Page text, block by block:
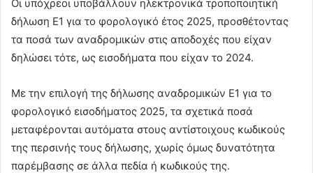
Οι υπόχρεοι υποβάλλουν ηλεκτρονικά τροποποιητική
δήλωση Ε1 για το φορολογικό έτος 2025, προσθέτοντας
τα ποσά των αναδρομικών στις αποδοχές που είχαν
δηλώσει τότε, ως εισοδήματα που είχαν το 2024.
Με την επιλογή της δήλωσης αναδρομικών Ε1 για το
φορολογικό εισοδήματος 2025, τα σχετικά ποσά
μεταφέρονται αυτόματα στους αντίστοιχους κωδικούς
της περσινής τους δήλωσης, χωρίς όμως δυνατότητα
παρέμβασης σε άλλα πεδία ή κωδικούς της.